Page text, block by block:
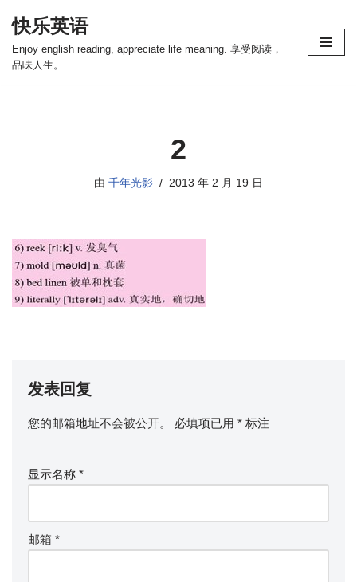
跳
至
快乐英语
Enjoy english reading, appreciate life meaning. 享受阅读，
品味人生。
2
由 千年光影 2013 年 2 月 19 日
发表回复
您的邮箱地址不会被公开。 必填项已用 * 标注
显示名称 *
邮箱 *